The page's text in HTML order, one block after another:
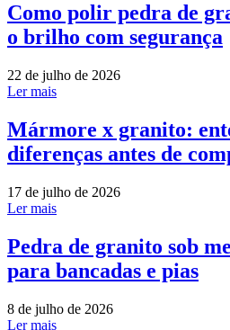
Como polir pedra de
o brilho com segurança
22 de julho de 2026
Ler mais
Mármore x granito:
diferenças antes de
17 de julho de 2026
Ler mais
Pedra de granito sob
para bancadas e pias
8 de julho de 2026
Ler mais